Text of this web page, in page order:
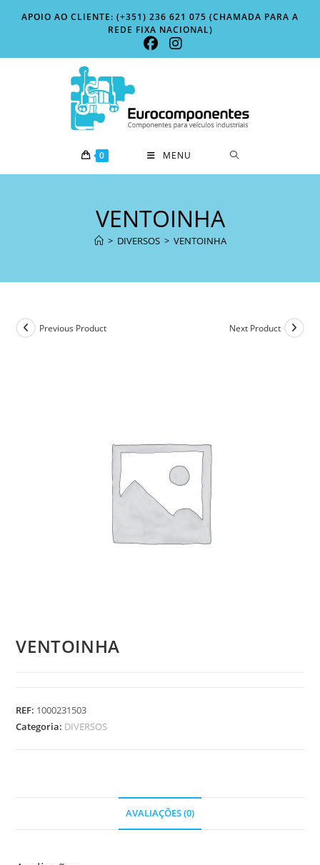
APOIO AO CLIENTE: (+351) 236 621 075 (CHAMADA PARA A
REDE FIXA NACIONAL)
0 MENU
VENTOINHA
> DIVERSOS > VENTOINHA
Previous Product Next Product
VENTOINHA
REF: 1000231503
Categoria: DIVERSOS
AVALIAÇÕES (0)